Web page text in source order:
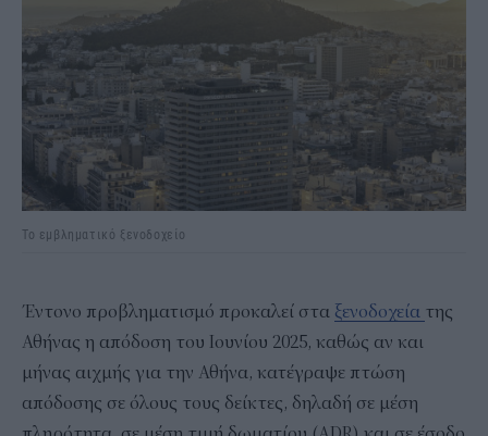
Το εμβληματικό ξενοδοχείο
Έντονο προβληματισμό προκαλεί στα ξενοδοχεία της
Αθήνας η απόδοση του Ιουνίου 2025, καθώς αν και
μήνας αιχμής για την Αθήνα, κατέγραψε πτώση
απόδοσης σε όλους τους δείκτες, δηλαδή σε μέση